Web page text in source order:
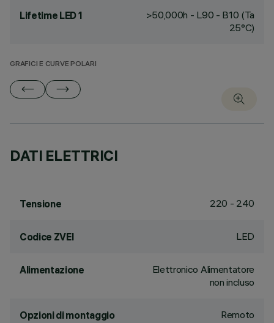
Lifetime LED 1
>50,000h - L90 - B10 (Ta
25°C)
GRAFICI E CURVE POLARI
DATI ELETTRICI
Tensione 220 - 240
Codice ZVEI LED
Alimentazione
Elettronico Alimentatore
non incluso
Opzioni di montaggio Remoto